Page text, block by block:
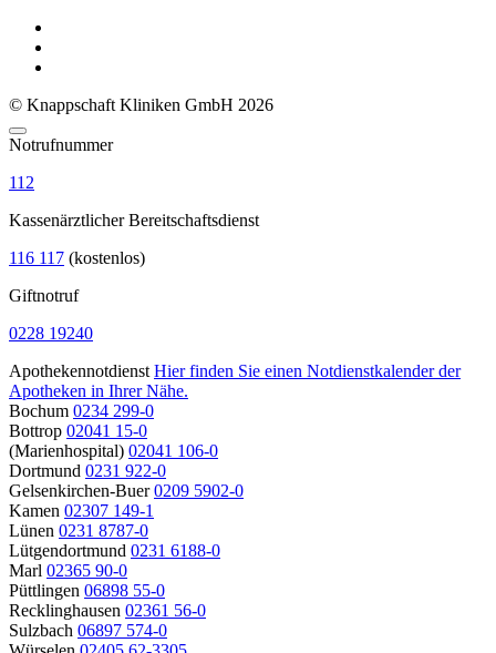
© Knappschaft Kliniken GmbH 2026
Notrufnummer
112
Kassenärztlicher Bereitschaftsdienst
116 117 (kostenlos)
Giftnotruf
0228 19240
Apothekennotdienst Hier finden Sie einen Notdienstkalender der
Apotheken in Ihrer Nähe.
Bochum 0234 299-0
Bottrop 02041 15-0
(Marienhospital) 02041 106-0
Dortmund 0231 922-0
Gelsenkirchen-Buer 0209 5902-0
Kamen 02307 149-1
Lünen 0231 8787-0
Lütgendortmund 0231 6188-0
Marl 02365 90-0
Püttlingen 06898 55-0
Recklinghausen 02361 56-0
Sulzbach 06897 574-0